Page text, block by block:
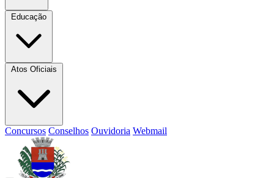
Educação
Atos Oficiais
Concursos Conselhos Ouvidoria Webmail